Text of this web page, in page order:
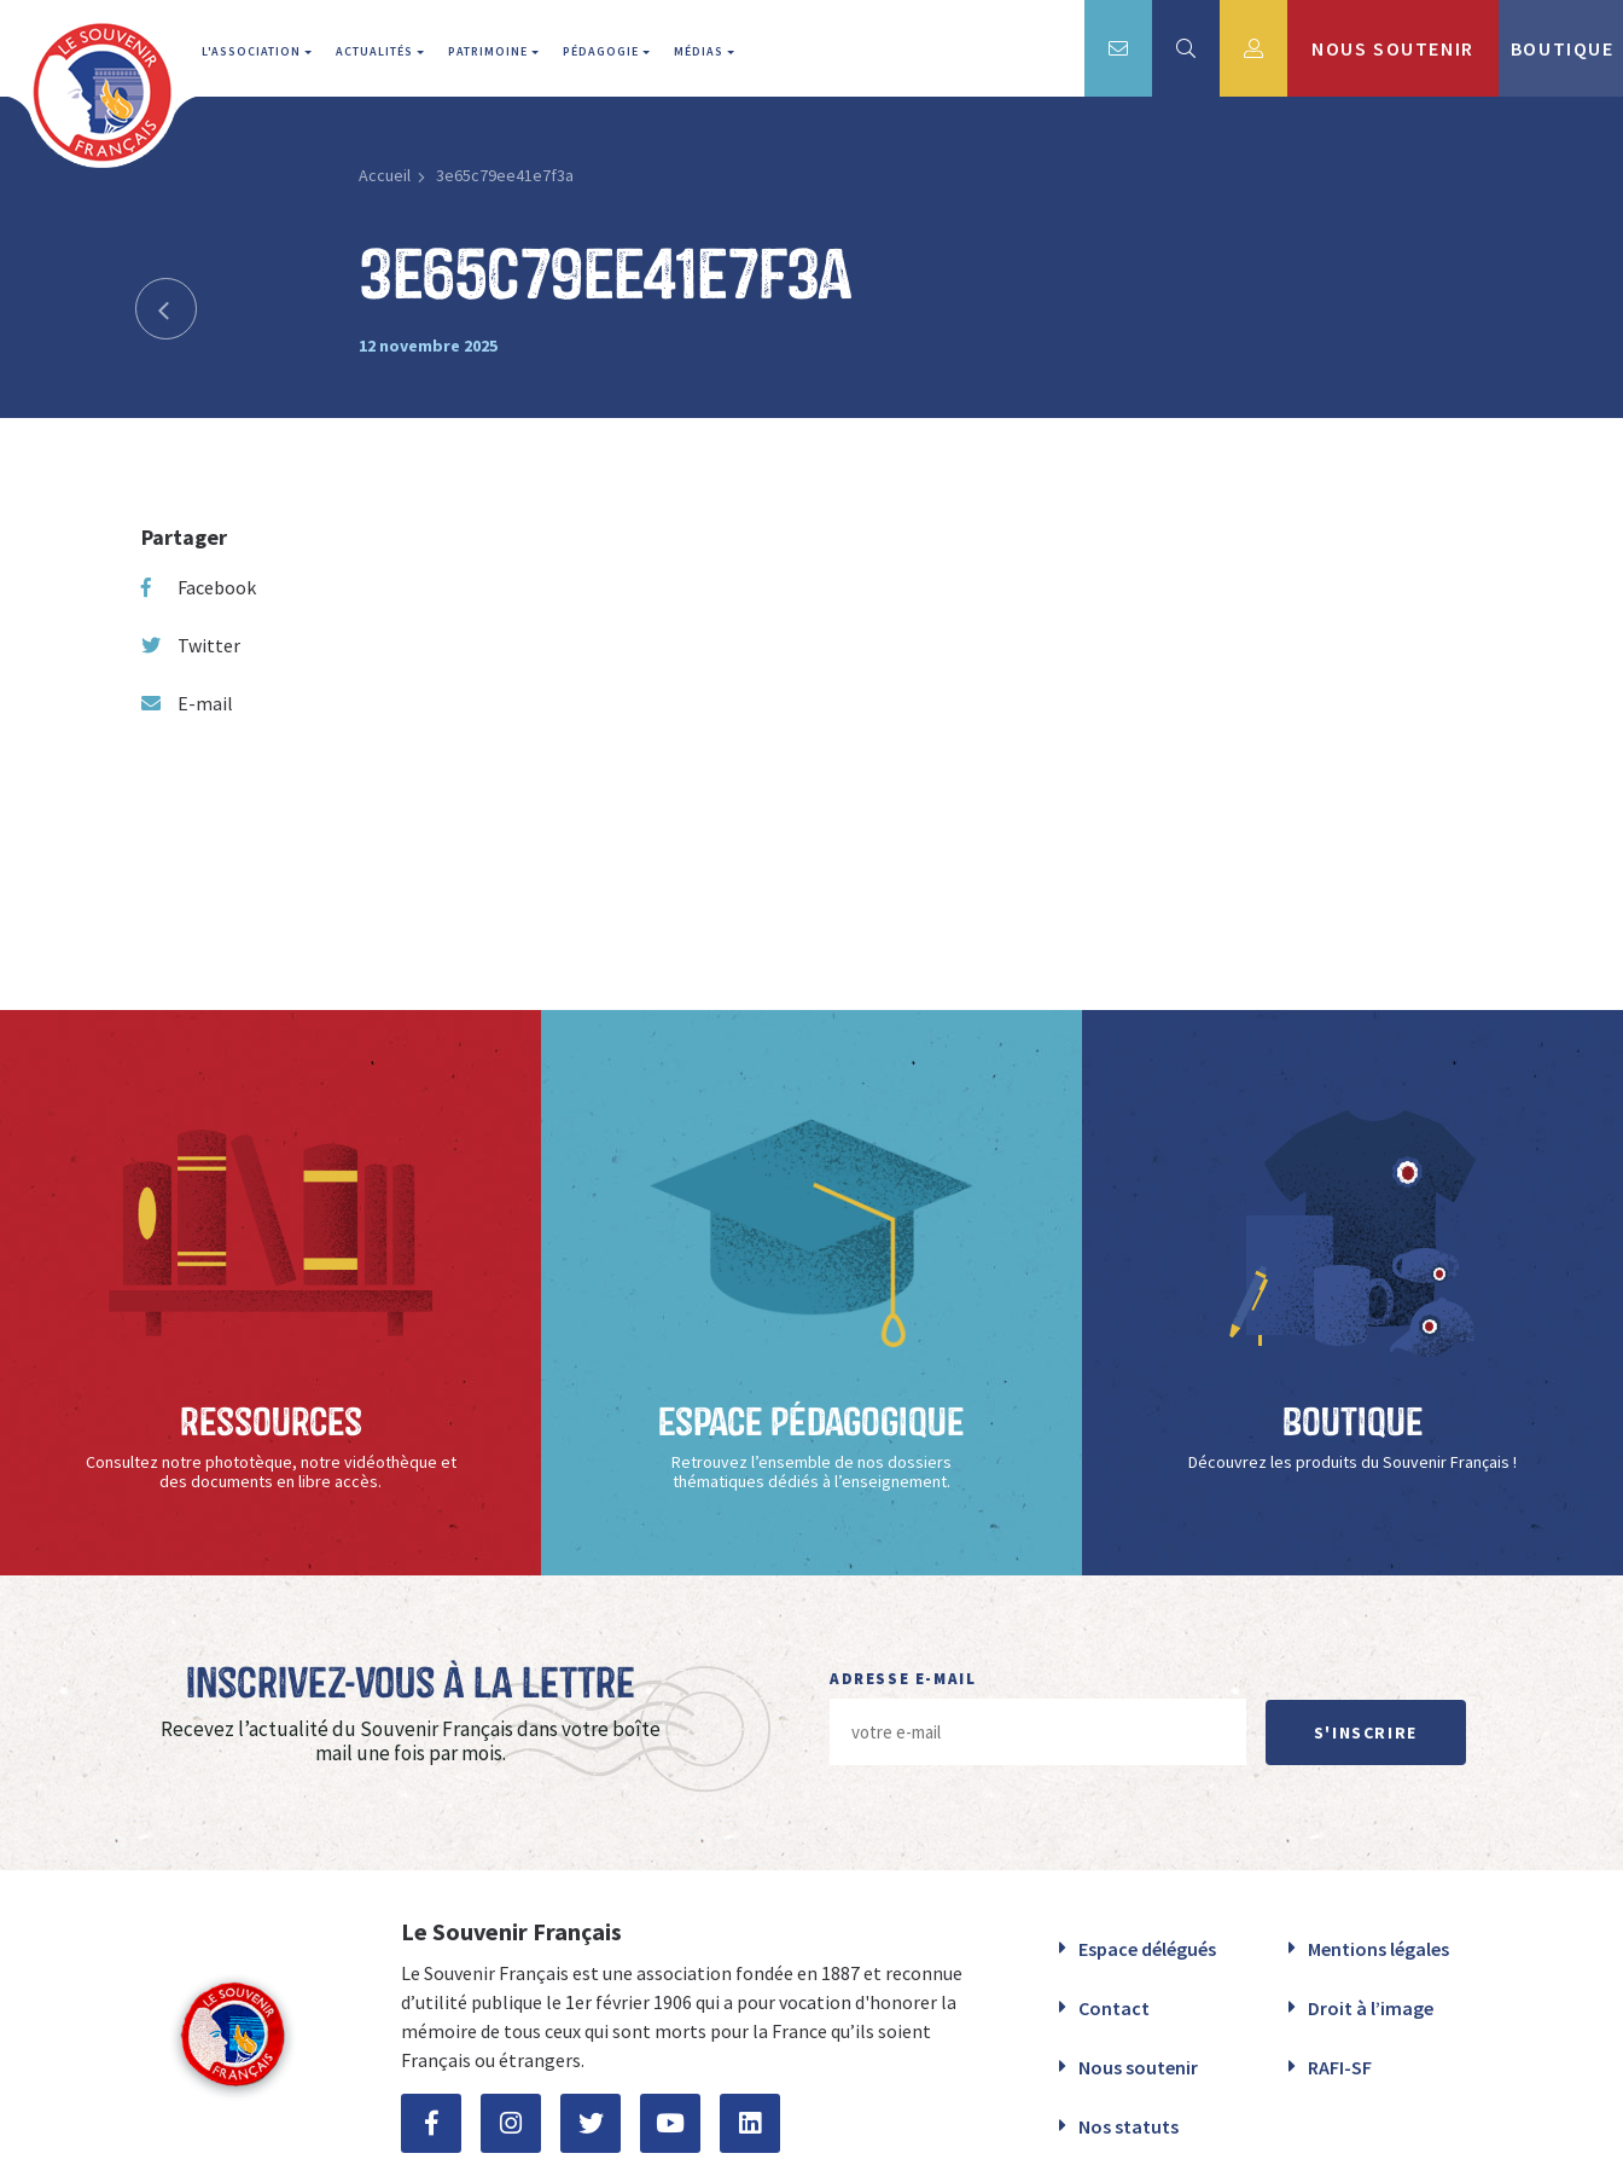
L'ASSOCIATION ACTUALITÉS PATRIMOINE PÉDAGOGIE MÉDIAS NOUS SOUTENIR BOUTIQUE
Accueil 3e65c79ee41e7f3a
3e65c79ee41e7f3a
12 novembre 2025
Partager
Facebook
Twitter
E-mail
Ressources
Consultez notre phototèque, notre vidéothèque et
des documents en libre accès.
Espace Pédagogique
Retrouvez l’ensemble de nos dossiers
thématiques dédiés à l’enseignement.
Boutique
Découvrez les produits du Souvenir Français !
Inscrivez-vous à La Lettre
Recevez l’actualité du Souvenir Français dans votre boîte
mail une fois par mois.
ADRESSE E-MAIL
S'INSCRIRE
Le Souvenir Français
Le Souvenir Français est une association fondée en 1887 et reconnue
d’utilité publique le 1er février 1906 qui a pour vocation d'honorer la
mémoire de tous ceux qui sont morts pour la France qu’ils soient
Français ou étrangers.
Espace délégués Mentions légales
Contact Droit à l’image
Nous soutenir RAFI-SF
Nos statuts